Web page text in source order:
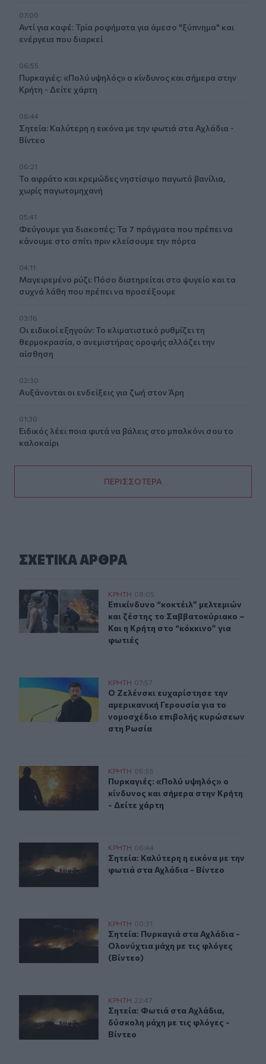
07:00
Αντί για καφέ: Τρία ροφήματα για άμεσο "ξύπνημα" και
ενέργεια που διαρκεί
06:55
Πυρκαγιές: «Πολύ υψηλός» ο κίνδυνος και σήμερα στην
Κρήτη - Δείτε χάρτη
06:44
Σητεία: Καλύτερη η εικόνα με την φωτιά στα Αχλάδια -
Βίντεο
06:21
Το αφράτο και κρεμώδες νηστίσιμο παγωτό βανίλια,
χωρίς παγωτομηχανή
05:41
Φεύγουμε για διακοπές; Τα 7 πράγματα που πρέπει να
κάνουμε στο σπίτι πριν κλείσουμε την πόρτα
04:11
Μαγειρεμένο ρύζι: Πόσο διατηρείται στο ψυγείο και τα
συχνά λάθη που πρέπει να προσέξουμε
03:16
Οι ειδικοί εξηγούν: Το κλιματιστικό ρυθμίζει τη
θερμοκρασία, ο ανεμιστήρας οροφής αλλάζει την
αίσθηση
02:30
Αυξάνονται οι ενδείξεις για ζωή στον Άρη
01:30
Ειδικός λέει ποια φυτά να βάλεις στο μπαλκόνι σου το
καλοκαίρι
ΠΕΡΙΣΣΟΤΕΡΑ
ΣΧΕΤΙΚA AΡΘΡΑ
Επικίνδυνο “κοκτέιλ” μελτεμιών και ζέστης το
ΚΡΗΤΗ 08:05
Επικίνδυνο “κοκτέιλ” μελτεμιών
Επικίνδυνο “κοκτέιλ” μελτεμιών
και ζέστης το Σαββατοκύριακο –
Και η Κρήτη στο “κόκκινο” για
φωτιές
Ο Ζελένσκι ευχαρίστησε την αμερικανική Γερουσία
ΚΡΗΤΗ 07:57
Ο Ζελένσκι ευχαρίστησε την
Ο Ζελένσκι ευχαρίστησε την
αμερικανική Γερουσία για το
νομοσχέδιο επιβολής κυρώσεων
στη Ρωσία
Πυρκαγιές: «Πολύ υψηλός» ο κίνδυνος και σήμερα
ΚΡΗΤΗ 06:55
Πυρκαγιές: «Πολύ υψηλός» ο
Πυρκαγιές: «Πολύ υψηλός» ο
κίνδυνος και σήμερα στην Κρήτη
- Δείτε χάρτη
Σητεία: Καλύτερη η εικόνα με την φωτιά στα Αχλάδια -
ΚΡΗΤΗ 06:44
Σητεία: Καλύτερη η εικόνα με την
Σητεία: Καλύτερη η εικόνα με την
φωτιά στα Αχλάδια - Βίντεο
Σητεία: Πυρκαγιά στα Αχλάδια - Ολονύχτια μάχη με τις
ΚΡΗΤΗ 00:31
Σητεία: Πυρκαγιά στα Αχλάδια -
Σητεία: Πυρκαγιά στα Αχλάδια -
Ολονύχτια μάχη με τις φλόγες
(Βίντεο)
Σητεία: Φωτιά στα Αχλάδια, δύσκολη μάχη με τις
ΚΡΗΤΗ 22:47
Σητεία: Φωτιά στα Αχλάδια,
Σητεία: Φωτιά στα Αχλάδια,
δύσκολη μάχη με τις φλόγες -
Βίντεο